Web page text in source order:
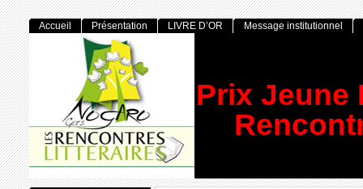
Prix Jeune
Accueil Présentation LIVRE D’OR Message institutionnel